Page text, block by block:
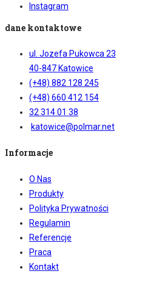
Instagram
dane kontaktowe
ul. Jozefa Pukowca 23
40-847 Katowice
(+48) 882 128 245
(+48) 660 412 154
32 314 01 38
katowice@polmar.net
Informacje
O Nas
Produkty
Polityka Prywatności
Regulamin
Referencje
Praca
Kontakt